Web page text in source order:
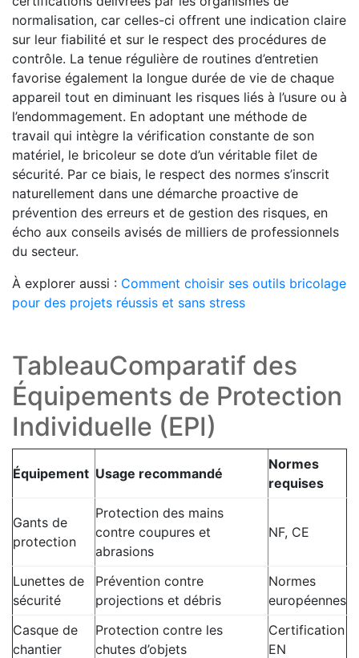
normalisation, car celles-ci offrent une indication claire
sur leur fiabilité et sur le respect des procédures de
contrôle. La tenue régulière de routines d’entretien
favorise également la longue durée de vie de chaque
appareil tout en diminuant les risques liés à l’usure ou à
l’endommagement. En adoptant une méthode de
travail qui intègre la vérification constante de son
matériel, le bricoleur se dote d’un véritable filet de
sécurité. Par ce biais, le respect des normes s’inscrit
naturellement dans une démarche proactive de
prévention des erreurs et de gestion des risques, en
écho aux conseils avisés de milliers de professionnels
du secteur.
À explorer aussi : Comment choisir ses outils bricolage
pour des projets réussis et sans stress
TableauComparatif des
Équipements de Protection
Individuelle (EPI)
Équipement Usage recommandé
Normes
requises
Gants de
protection
Protection des mains
contre coupures et
abrasions
NF, CE
Lunettes de
sécurité
Prévention contre
projections et débris
Normes
européennes
Casque de
chantier
Protection contre les
chutes d’objets
Certification
EN